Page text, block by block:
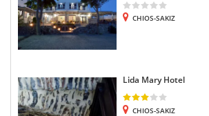
CHIOS-SAKIZ
Lida Mary Hotel
CHIOS-SAKIZ